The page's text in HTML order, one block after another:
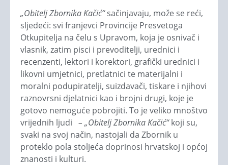
„Obitelj Zbornika Kačić“sačinjavaju, može se reći,
sljedeći: svi franjevci Provincije Presvetoga
Otkupitelja na čelu s Upravom, koja je osnivač i
vlasnik, zatim pisci i prevoditelji, urednici i
recenzenti, lektori i korektori, grafički urednici i
likovni umjetnici, pretlatnici te materijalni i
moralni podupiratelji, suizdavači, tiskare i njihovi
raznovrsni djelatnici kao i brojni drugi, koje je
gotovo nemoguće pobrojiti. To je veliko mnoštvo
vrijednih ljudi – „Obitelj Zbornika Kačić“koji su,
svaki na svoj način, nastojali da Zbornik u
proteklo pola stoljeća doprinosi hrvatskoj i općoj
znanosti i kulturi.